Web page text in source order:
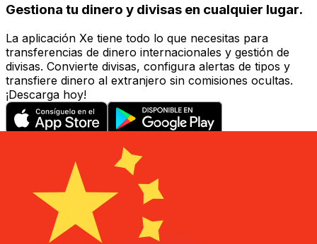
Gestiona tu dinero y divisas en cualquier lugar.
La aplicación Xe tiene todo lo que necesitas para
transferencias de dinero internacionales y gestión de
divisas. Convierte divisas, configura alertas de tipos y
transfiere dinero al extranjero sin comisiones ocultas.
¡Descarga hoy!